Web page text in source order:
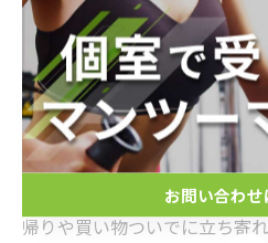
フスタイルに合わせた柔軟な
グ、体験コースといった、安
っています。
こうしたトレンドの背景には
った指導や料金体系、立地の
重視してジムを選ぶ傾向があ
帰りや買い物ついでに立ち寄
お問い合わせ